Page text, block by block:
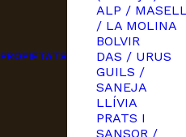
PROPIETATS
ALP /
/ LA MOLINA
BOLVIR
DAS / URUS
GUILS /
SANEJA
LLÍVIA
PRATS I
SANSOR /